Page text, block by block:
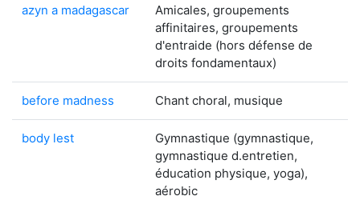
azyn a madagascar
Amicales, groupements
affinitaires, groupements
d'entraide (hors défense de
droits fondamentaux)
before madness Chant choral, musique
body lest
Gymnastique (gymnastique,
gymnastique d.entretien,
éducation physique, yoga),
aérobic